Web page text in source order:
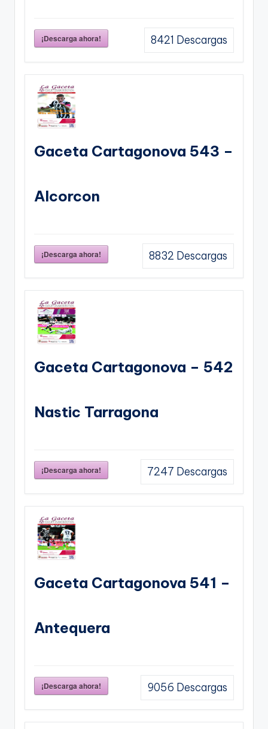
¡Descarga ahora! 8421 Descargas
Gaceta Cartagonova 543 –
Alcorcon
¡Descarga ahora! 8832 Descargas
Gaceta Cartagonova – 542
Nastic Tarragona
¡Descarga ahora! 7247 Descargas
Gaceta Cartagonova 541 –
Antequera
¡Descarga ahora! 9056 Descargas